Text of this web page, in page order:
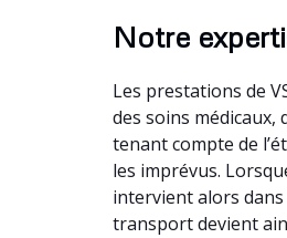
Notre
Les prestations de
des soins médicaux,
tenant compte de
les imprévus.
intervient alors dans
transport devient